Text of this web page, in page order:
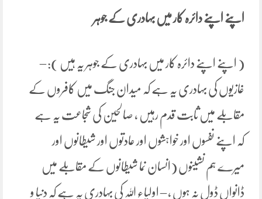
اپنے اپنے دائرہ کار میں بہادری کے جوہر
( اپنے اپنے دائرہ کار میں بہادری کے جوہر یہ ہیں ): –
غازیوں کی بہادری یہ ہے کہ میدان جنگ میں کافروں کے
مقابلے میں ثابت قدم رہیں ، صالحین کی شجاعت یہ ہے
کہ اپنے نفسوں اور خواہشوں اور عادتوں اور شیطانوں اور
میرے ہم نشینوں (انسان نما شیطانوں کے مقابلے میں
ڈانواں ڈول نہ ہوں ، – اولیاء اللہ کی بہادری یہ ہے کہ دنیا و